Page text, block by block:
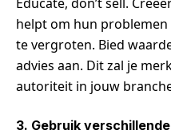
Educate, don’t sell.
helpt om hun
te vergroten. Bied
advies aan. Dit zal je
autoriteit in jouw
3. Gebruik